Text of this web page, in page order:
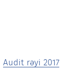
Audit rəyi 2017